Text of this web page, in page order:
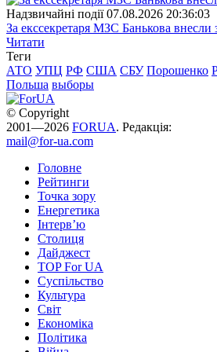
Надзвичайні події 07.08.2026 20:36:03
За екссекретаря МЗС Банькова внесли
Читати
Теги
АТО УПЦ РФ США СБУ Порошенко
Польша выборы
© Copyright
2001—2026 FORUA. Редакція:
mail@for-ua.com
Головне
Рейтинги
Точка зору
Енергетика
Інтерв’ю
Столиця
Дайджест
TOP For UA
Суспiльство
Культура
Світ
Економіка
Політика